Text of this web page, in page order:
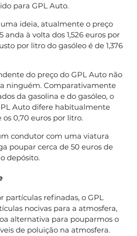
para GPL Auto.
ideia, atualmente o preço
anda à volta dos 1,526 euros por
por litro do gasóleo é de 1,376
do preço do GPL Auto não
ninguém. Comparativamente
da gasolina e do gasóleo, o
Auto difere habitualmente
0,70 euros por litro.
condutor com uma viatura
poupar cerca de 50 euros de
depósito.
partículas refinadas, o GPL
nocivas para a atmosfera,
alternativa para pouparmos o
de poluição na atmosfera.